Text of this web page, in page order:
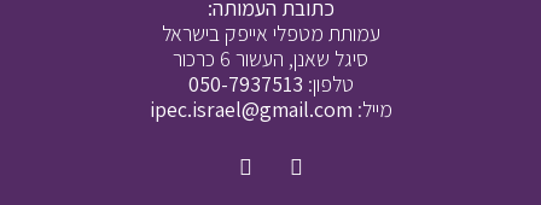
כתובת העמותה:
עמותת מטפלי אייפק בישראל
סיגל שאנן, העשור 6 כרכור
טלפון: 050-7937513
מייל: ipec.israel@gmail.com